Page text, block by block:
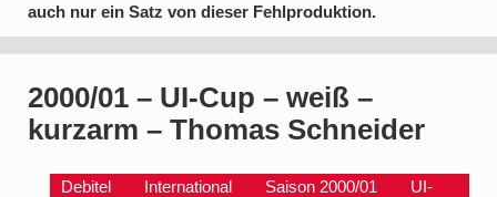
auch nur ein Satz von dieser Fehlproduktion.
2000/01 – UI-Cup – weiß –
kurzarm – Thomas Schneider
Debitel International Saison 2000/01
UI-